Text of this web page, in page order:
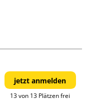
jetzt anmelden
13 von 13 Plätzen frei